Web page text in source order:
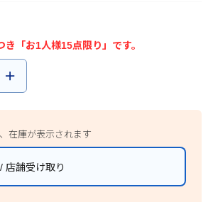
き「お1人様15点限り」です。
在庫が表示されます
店舗受け取り